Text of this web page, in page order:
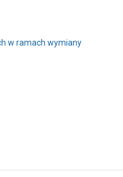
w ramach wymiany